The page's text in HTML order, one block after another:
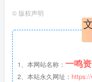
© 版权声明
1、本网站名称： 一鸣
2、本站永久网址：